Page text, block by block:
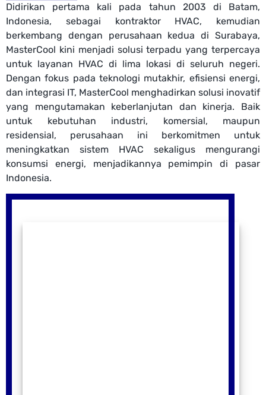
Didirikan pertama kali pada tahun 2003 di Batam,
Indonesia, sebagai kontraktor HVAC, kemudian
berkembang dengan perusahaan kedua di Surabaya,
MasterCool kini menjadi solusi terpadu yang terpercaya
untuk layanan HVAC di lima lokasi di seluruh negeri.
Dengan fokus pada teknologi mutakhir, efisiensi energi,
dan integrasi IT, MasterCool menghadirkan solusi inovatif
yang mengutamakan keberlanjutan dan kinerja. Baik
untuk kebutuhan industri, komersial, maupun
residensial, perusahaan ini berkomitmen untuk
meningkatkan sistem HVAC sekaligus mengurangi
konsumsi energi, menjadikannya pemimpin di pasar
Indonesia.